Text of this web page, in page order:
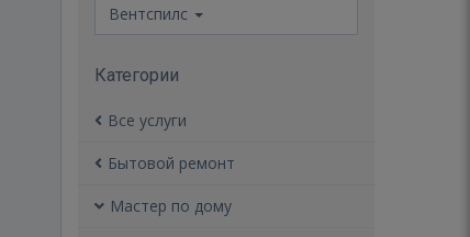
Вентспилс
Категории
Все услуги
Бытовой ремонт
Мастер по дому